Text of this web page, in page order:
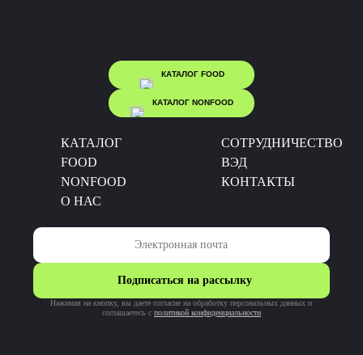
КАТАЛОГ FOOD
КАТАЛОГ NONFOOD
КАТАЛОГ
CОТРУДНИЧЕСТВО
FOOD
ВЭД
NONFOOD
КОНТАКТЫ
О НАС
Подписаться на рассылку
Нажимая на кнопку, вы даете согласие на обработку персональных данных и
соглашаетесь c политикой конфиденциальности